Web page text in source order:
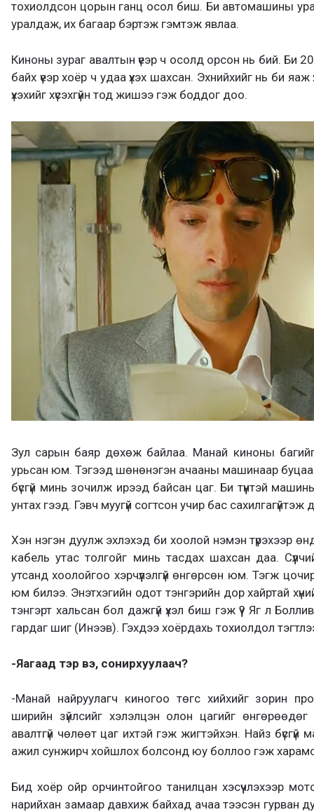
тохиолдсон цорын ганц осол биш. Би автомашины
уралдаж, их багаар бэртэж гэмтэж явлаа.
Киноны зураг авалтын үеэр ч осолд орсон нь бий. Би
байх үеэр хоёр ч удаа үхэх шахсан. Эхнийхийг нь би
үхэхийг хүсэхгүйн тод жишээ гэж боддог доо.
Зул сарын баяр дөхөж байлаа. Манай киноны
урьсан юм. Тэгээд шөнөнэгэн ачааны машинаар
бүсгүй минь зочилж ирээд байсан цаг. Би түүнтэй
унтах гээд. Гэвч муугүй согтсон учир бас сахилгагүйтэж
Хэн нэгэн дуулж эхлэхэд би хоолой нэмэн түрэхээр
кабель утас толгойг минь тасдах шахсан даа.
утсанд хоолойгоо хэрчүүлэлгүй өнгөрсөн юм. Тэгж
юм билээ. Энэтхэгийн одот тэнгэрийн дор хайртай
тэнгэрт хальсан бол дажгүй үхэл биш гэж үү? Яг л
гардаг шиг (Инээв). Гэхдээ хоёрдахь тохиолдол
-Яагаад тэр вэ, сонирхуулаач?
-Манай найруулагч киногоо төгс хийхийг зорин
ширийн зүйлсийг хэлэлцэн олон цагийг
авалтгүй чөлөөт цаг ихтэй гэж жигтэйхэн. Найз
ажил сунжирч хойшлох болсонд юу боллоо гэж
Бид хоёр ойр орчинтойгоо танилцан хэсүүчлэхээр
нарийхан замаар давхиж байхад ачаа тээсэн гурван